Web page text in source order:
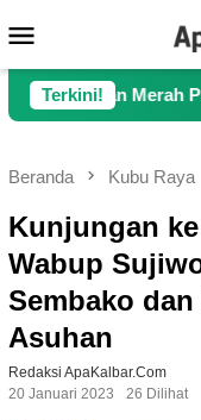
ke
kontenMobile
Terkini!
Merah Putih, Anak
Beranda Kubu Raya
Kunjungan
Wabup
Sembako
Asuhan
Redaksi ApaKalbar.com
20 Januari 2023
26 Dilihat